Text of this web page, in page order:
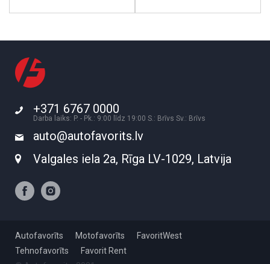
+371 6767 0000
Darba laiks: P. - Pk.: 9:00 līdz 19:00 S.: Brīvs Sv.: Brīvs
auto@autofavorits.lv
Valgales iela 2a, Rīga LV-1029, Latvija
Autofavorīts Motofavorīts
FavoritWest
Tehnofavorīts
Favorit Rent